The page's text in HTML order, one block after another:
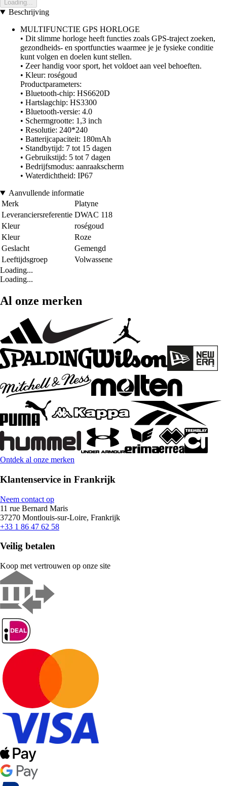
Loading...
Beschrijving
MULTIFUNCTIE GPS HORLOGE
• Dit slimme horloge heeft functies zoals GPS-traject zoeken,
gezondheids- en sportfuncties waarmee je je fysieke conditie
kunt volgen en doelen kunt stellen.
• Zeer handig voor sport, het voldoet aan veel behoeften.
• Kleur: roségoud
Productparameters:
• Bluetooth-chip: HS6620D
• Hartslagchip: HS3300
• Bluetooth-versie: 4.0
• Schermgrootte: 1,3 inch
• Resolutie: 240*240
• Batterijcapaciteit: 180mAh
• Standbytijd: 7 tot 15 dagen
• Gebruikstijd: 5 tot 7 dagen
• Bedrijfsmodus: aanraakscherm
• Waterdichtheid: IP67
Aanvullende informatie
Merk
Platyne
Leveranciersreferentie DWAC 118
Kleur
roségoud
Kleur
Roze
Geslacht
Gemengd
Leeftijdsgroep
Volwassene
Loading...
Loading...
Al onze merken
Ontdek al onze merken
Klantenservice in Frankrijk
Neem contact op
11 rue Bernard Maris
37270 Montlouis-sur-Loire, Frankrijk
+33 1 86 47 62 58
Veilig betalen
Koop met vertrouwen op onze site